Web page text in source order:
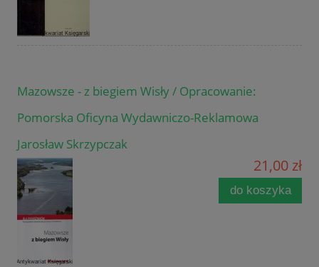
Mazowsze - z biegiem Wisły / Opracowanie:
Pomorska Oficyna Wydawniczo-Reklamowa
Jarosław Skrzypczak
21,00 zł
do koszyka